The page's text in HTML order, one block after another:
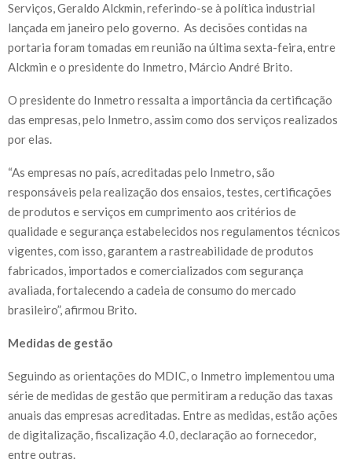
Serviços, Geraldo Alckmin, referindo-se à política industrial
lançada em janeiro pelo governo. As decisões contidas na
portaria foram tomadas em reunião na última sexta-feira, entre
Alckmin e o presidente do Inmetro, Márcio André Brito.
O presidente do Inmetro ressalta a importância da certificação
das empresas, pelo Inmetro, assim como dos serviços realizados
por elas.
“As empresas no país, acreditadas pelo Inmetro, são
responsáveis pela realização dos ensaios, testes, certificações
de produtos e serviços em cumprimento aos critérios de
qualidade e segurança estabelecidos nos regulamentos técnicos
vigentes, com isso, garantem a rastreabilidade de produtos
fabricados, importados e comercializados com segurança
avaliada, fortalecendo a cadeia de consumo do mercado
brasileiro”, afirmou Brito.
Medidas de gestão
Seguindo as orientações do MDIC, o Inmetro implementou uma
série de medidas de gestão que permitiram a redução das taxas
anuais das empresas acreditadas. Entre as medidas, estão ações
de digitalização, fiscalização 4.0, declaração ao fornecedor,
entre outras.